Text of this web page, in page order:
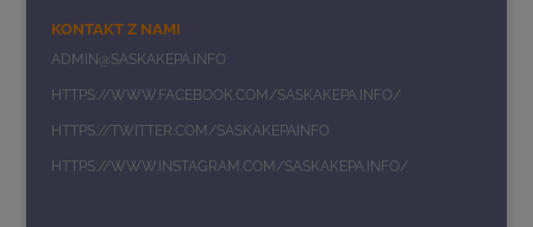
KONTAKT Z NAMI
ADMIN@SASKAKEPA.INFO
HTTPS://WWW.FACEBOOK.COM/SASKAKEPA.INFO/
HTTPS://TWITTER.COM/SASKAKEPAINFO
HTTPS://WWW.INSTAGRAM.COM/SASKAKEPA.INFO/